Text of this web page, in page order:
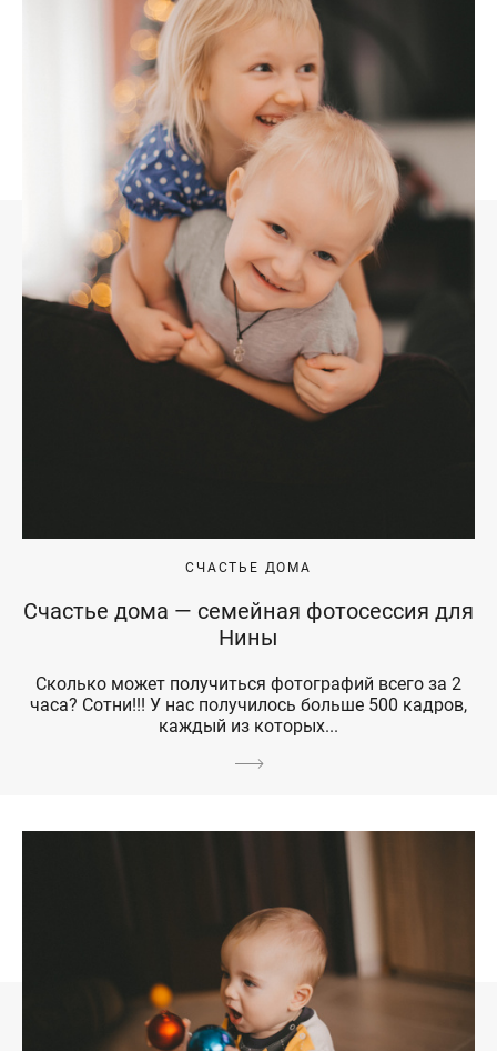
СЧАСТЬЕ ДОМА
Счастье дома — семейная фотосессия для
Нины
Сколько может получиться фотографий всего за 2
часа? Сотни!!! У нас получилось больше 500 кадров,
каждый из которых...